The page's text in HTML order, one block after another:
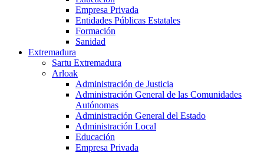
Empresa Privada
Entidades Públicas Estatales
Formación
Sanidad
Extremadura
Sartu Extremadura
Arloak
Administración de Justicia
Administración General de las Comunidades
Autónomas
Administración General del Estado
Administración Local
Educación
Empresa Privada